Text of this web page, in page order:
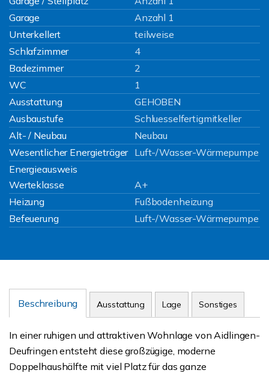
Garage
Anzahl 1
Unterkellert
teilweise
Schlafzimmer
4
Badezimmer
2
WC
1
Ausstattung
GEHOBEN
Ausbaustufe
Schluesselfertigmitkeller
Alt- / Neubau
Neubau
Wesentlicher Energieträger Luft-/Wasser-Wärmepumpe
Energieausweis
Werteklasse
A+
Heizung
Fußbodenheizung
Befeuerung
Luft-/Wasser-Wärmepumpe
Beschreibung Ausstattung Lage Sonstiges
In einer ruhigen und attraktiven Wohnlage von Aidlingen-
Deufringen entsteht diese großzügige, moderne
Doppelhaushälfte mit viel Platz für das ganze